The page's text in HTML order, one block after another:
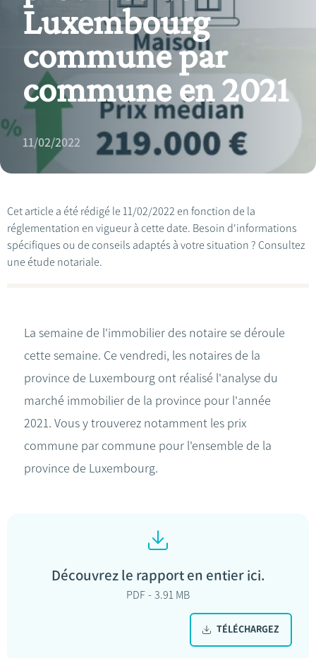
Luxembourg
commune par
commune en 2021
11/02/2022
Cet article a été rédigé le 11/02/2022 en fonction de la
réglementation en vigueur à cette date. Besoin d'informations
spécifiques ou de conseils adaptés à votre situation ? Consultez
une étude notariale.
La semaine de l'immobilier des notaire se déroule
cette semaine. Ce vendredi, les notaires de la
province de Luxembourg ont réalisé l'analyse du
marché immobilier de la province pour l'année
2021. Vous y trouverez notamment les prix
commune par commune pour l'ensemble de la
province de Luxembourg.
Découvrez le rapport en entier ici.
PDF 3.91 MB
TÉLÉCHARGEZ